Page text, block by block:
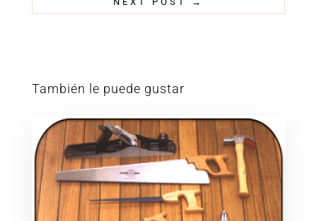
También le puede gustar